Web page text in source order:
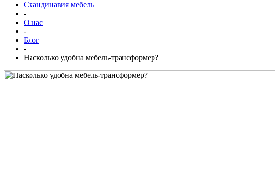
Скандинавия мебель
-
О нас
-
Блог
-
Насколько удобна мебель-трансформер?